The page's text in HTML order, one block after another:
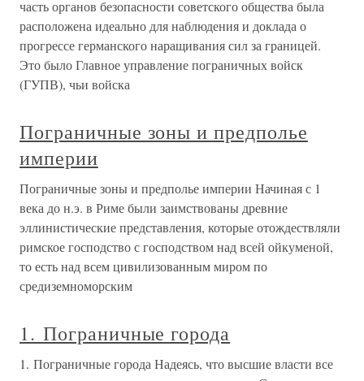
часть органов безопасности советского общества была
расположена идеально для наблюдения и доклада о
прогрессе германского наращивания сил за границей.
Это было Главное управление пограничных войск
(ГУПВ), чьи войска
Пограничные зоны и предполье
империи
Пограничные зоны и предполье империи Начиная с 1
века до н.э. в Риме были заимствованы древние
эллинистические представления, которые отождествляли
римское господство с господством над всей ойкуменой,
то есть над всем цивилизованным миром по
средиземноморским
1. Пограничные города
1. Пограничные города Надеясь, что высшие власти все